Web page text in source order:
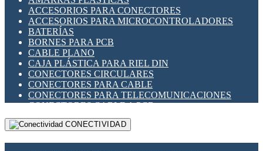
INDICADORES PARA PANEL
INTERFACES DE RELÉ
INTERRUPTORES FIN DE CARRERA
LLAVES CONMUTADORAS
MEDIDORES DE ENERGÍA Y TC'S DE CORRIENTE
MOTORES PASO A PASO
PANTALLAS HMI
PLC -CONTROLADORES LÓGICO PROGRAMABLES
PROGRAMADORES DE HORARIO
RELÉS DE PROTECCIÓN
SENSORES CAPACITIVOS
ACCESORIOS PARA CONECTORES
ACCESORIOS PARA MICROCONTROLADORES
BATERÍAS
BORNES PARA PCB
CABLE PLANO
CAJA PLÁSTICA PARA RIEL DIN
CONECTORES CIRCULARES
CONECTORES PARA CABLE
CONECTORES PARA TELECOMUNICACIONES
CONECTORES CABLE A PCB
CONECTORES PCB A CABLE
DIP SWITCHESCONECTIVIDAD